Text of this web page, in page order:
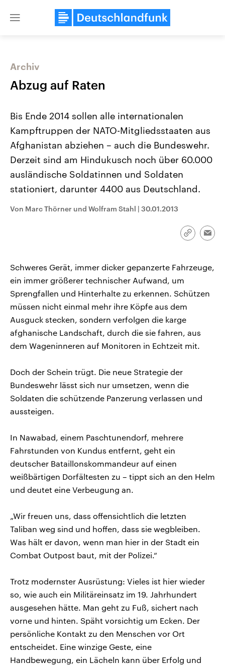
Close
Landtagswahl Sachsen-Anhalt
Alle Informationen
September 2026 einen neuen
und Kandidaten der anstehenden
Wahl.
USA
Aktuelle Beiträge,
Hintergründe
gehören die Vereinigten
mit großem Einfluss auf
aktuelle Weltgeschehen.
Audio-Archiv
Archiv
Abzug auf Raten
Bis Ende 2014 sollen alle internationalen
Kampftruppen der NATO-Mitgliedsstaaten aus
Afghanistan abziehen – auch die Bundeswehr.
Derzeit sind am Hindukusch noch über 60.000
ausländische Soldatinnen und Soldaten
stationiert, darunter 4400 aus Deutschland.
Von Marc Thörner und Wolfram Stahl | 30.01.2013
Link
Schweres Gerät, immer dicker gepanzerte Fahrzeuge,
ein immer größerer technischer Aufwand, um
Sprengfallen und Hinterhalte zu erkennen. Schützen
müssen nicht einmal mehr ihre Köpfe aus dem
Ausguck stecken, sondern verfolgen die karge
afghanische Landschaft, durch die sie fahren, aus
dem Wageninneren auf Monitoren in Echtzeit mit.
Doch der Schein trügt. Die neue Strategie der
Bundeswehr lässt sich nur umsetzen, wenn die
Soldaten die schützende Panzerung verlassen und
aussteigen.
In Nawabad, einem Paschtunendorf, mehrere
Fahrstunden von Kundus entfernt, geht ein
deutscher Bataillonskommandeur auf einen
weißbärtigen Dorfältesten zu – tippt sich an den Helm
und deutet eine Verbeugung an.
„Wir freuen uns, dass offensichtlich die letzten
Taliban weg sind und hoffen, dass sie wegbleiben.
Was hält er davon, wenn man hier in der Stadt ein
Combat Outpost baut, mit der Polizei.“
Trotz modernster Ausrüstung: Vieles ist hier wieder
so, wie auch ein Militäreinsatz im 19. Jahrhundert
ausgesehen hätte. Man geht zu Fuß, sichert nach
vorne und hinten. Späht vorsichtig um Ecken. Der
persönliche Kontakt zu den Menschen vor Ort
entscheidet. Eine winzige Geste, eine
Handbewegung, ein Lächeln kann über Erfolg und